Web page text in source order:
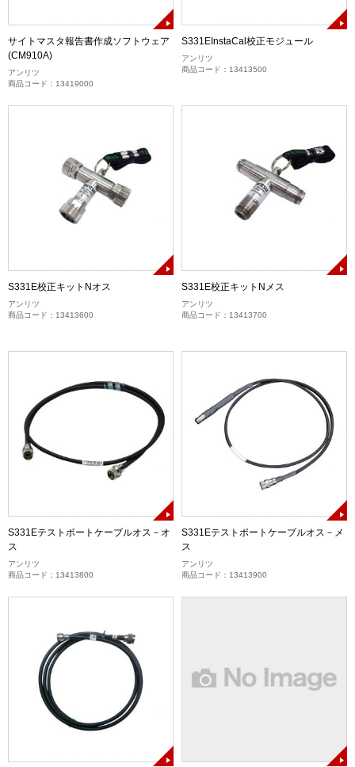
サイトマスタ報告書作成ソフトウェア
(CM910A)
アンリツ
商品コード：13419000
S331EInstaCal校正モジュール
アンリツ
商品コード：13413500
S331E校正キットNオス
アンリツ
商品コード：13413600
S331E校正キットNメス
アンリツ
商品コード：13413700
S331Eテストポートケーブルオス－オ
ス
アンリツ
商品コード：13413800
S331Eテストポートケーブルオス－メ
ス
アンリツ
商品コード：13413900